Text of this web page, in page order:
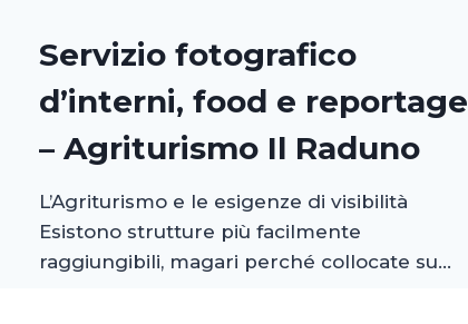
Servizio fotografico
d’interni, food e reportage
– Agriturismo Il Raduno
L’Agriturismo e le esigenze di visibilità
Esistono strutture più facilmente
raggiungibili, magari perché collocate su…